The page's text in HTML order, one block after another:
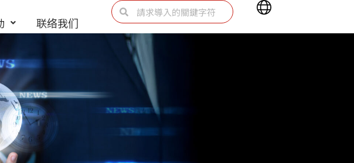
联络我们
SearchSearch
Main
Menu